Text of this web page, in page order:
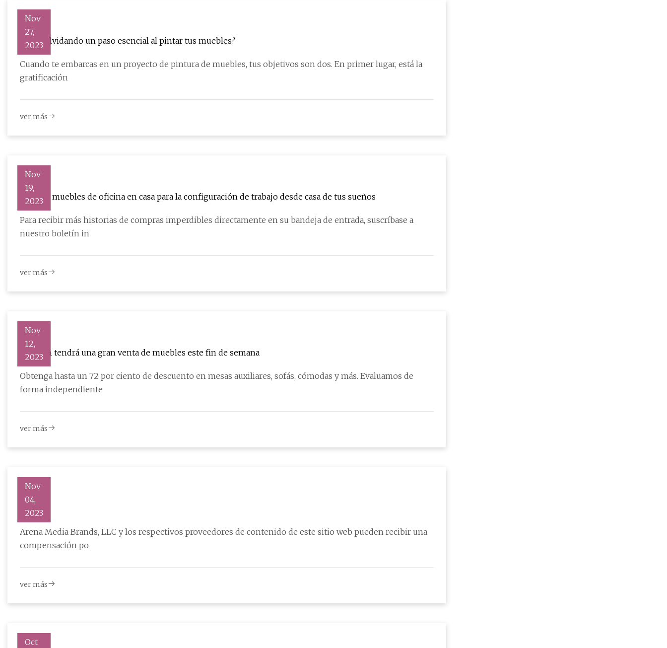
Nov
27,
2023
¿Estás olvidando un paso esencial al pintar tus muebles?
Cuando te embarcas en un proyecto de pintura de muebles, tus objetivos son dos. En primer lugar, está la
gratificación
ver más
Nov
19,
2023
Bonitos muebles de oficina en casa para la configuración de trabajo desde casa de tus sueños
Para recibir más historias de compras imperdibles directamente en su bandeja de entrada, suscríbase a
nuestro boletín in
ver más
Nov
12,
2023
Amazon tendrá una gran venta de muebles este fin de semana
Obtenga hasta un 72 por ciento de descuento en mesas auxiliares, sofás, cómodas y más. Evaluamos de
forma independiente
ver más
Nov
04,
2023
Mujer 6
Arena Media Brands, LLC y los respectivos proveedores de contenido de este sitio web pueden recibir una
compensación po
ver más
Oct